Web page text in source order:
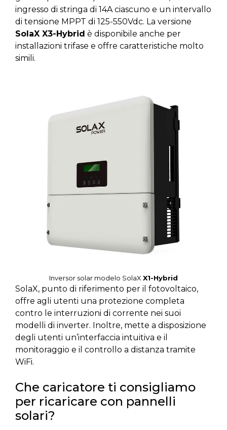
ingresso di stringa di 14A ciascuno e un intervallo
di tensione MPPT di 125-550Vdc. La versione
SolaX X3-Hybrid è disponibile anche per
installazioni trifase e offre caratteristiche molto
simili.
Inversor solar modelo SolaX X1-Hybrid
SolaX, punto di riferimento per il fotovoltaico,
offre agli utenti una protezione completa
contro le interruzioni di corrente nei suoi
modelli di inverter. Inoltre, mette a disposizione
degli utenti un’interfaccia intuitiva e il
monitoraggio e il controllo a distanza tramite
WiFi.
Che caricatore ti consigliamo
per ricaricare con pannelli
solari?